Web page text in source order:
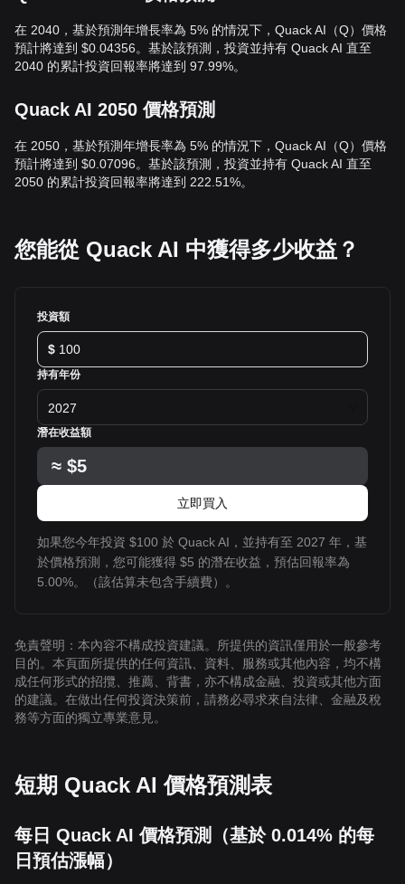
在 2040，基於預測年增長率為 5% 的情況下，Quack AI（Q）價格
預計將達到 $0.04356。基於該預測，投資並持有 Quack AI 直至
2040 的累計投資回報率將達到 97.99%。
Quack AI 2050 價格預測
在 2050，基於預測年增長率為 5% 的情況下，Quack AI（Q）價格
預計將達到 $0.07096。基於該預測，投資並持有 Quack AI 直至
2050 的累計投資回報率將達到 222.51%。
您能從 Quack AI 中獲得多少收益？
投資額
$
持有年份
2027
潛在收益額
≈ $5
立即買入
如果您今年投資 $100 於 Quack AI，並持有至 2027 年，基
於價格預測，您可能獲得 $5 的潛在收益，預估回報率為
5.00%。（該估算未包含手續費）。
免責聲明：本內容不構成投資建議。所提供的資訊僅用於一般參考
目的。本頁面所提供的任何資訊、資料、服務或其他內容，均不構
成任何形式的招攬、推薦、背書，亦不構成金融、投資或其他方面
的建議。在做出任何投資決策前，請務必尋求來自法律、金融及稅
務等方面的獨立專業意見。
短期 Quack AI 價格預測表
每日 Quack AI 價格預測（基於 0.014% 的每
日預估漲幅）